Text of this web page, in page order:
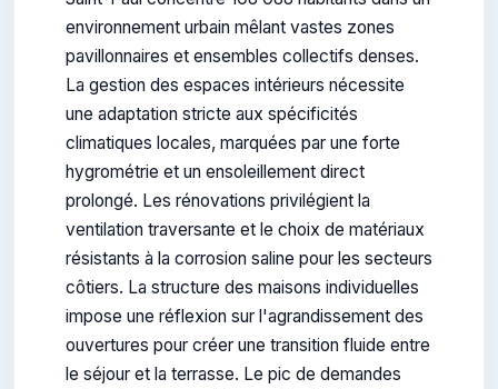
environnement urbain mêlant vastes zones
pavillonnaires et ensembles collectifs denses.
La gestion des espaces intérieurs nécessite
une adaptation stricte aux spécificités
climatiques locales, marquées par une forte
hygrométrie et un ensoleillement direct
prolongé. Les rénovations privilégient la
ventilation traversante et le choix de matériaux
résistants à la corrosion saline pour les secteurs
côtiers. La structure des maisons individuelles
impose une réflexion sur l'agrandissement des
ouvertures pour créer une transition fluide entre
le séjour et la terrasse. Le pic de demandes